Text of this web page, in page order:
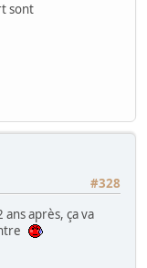
sont
#328
ans après, ça va